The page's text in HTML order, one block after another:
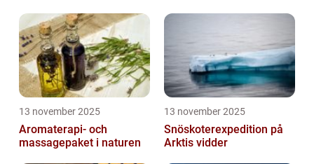
13 november 2025
Aromaterapi- och
massagepaket i naturen
13 november 2025
Snöskoterexpedition på
Arktis vidder